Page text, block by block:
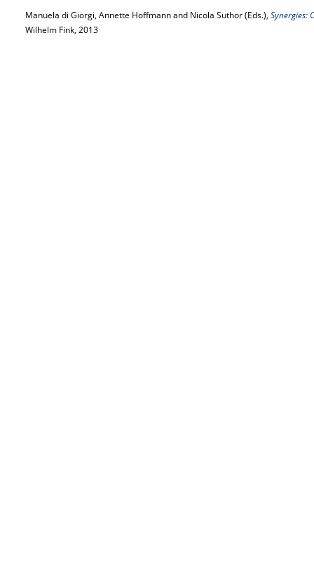
Manuela di Giorgi, Annette Hoffmann and Nicola Suthor (Eds.), Synergies:
Wilhelm Fink, 2013